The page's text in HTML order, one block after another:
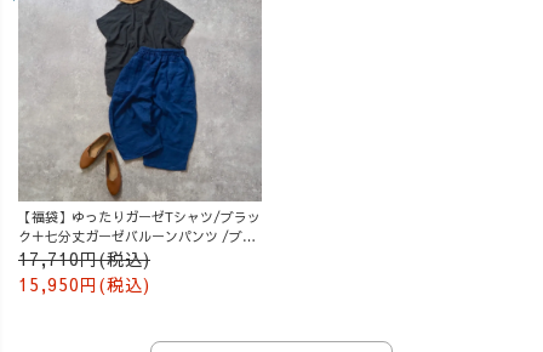
【福袋】ゆったりガーゼTシャツ/ブラッ
ク＋七分丈ガーゼバルーンパンツ /ブル
ー
17,710円(税込)
15,950円(税込)